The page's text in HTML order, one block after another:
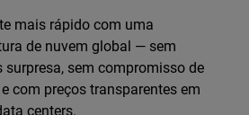
mais rápido com uma
de nuvem global — sem
surpresa, sem compromisso de
com preços transparentes em
centers.